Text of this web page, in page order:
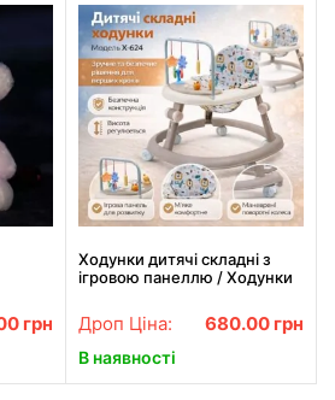
грн
Ходунки дитячі складні з
ігровою панеллю / Ходунки
Бежевий
Дроп Ціна: 680.00 грн
В наявності